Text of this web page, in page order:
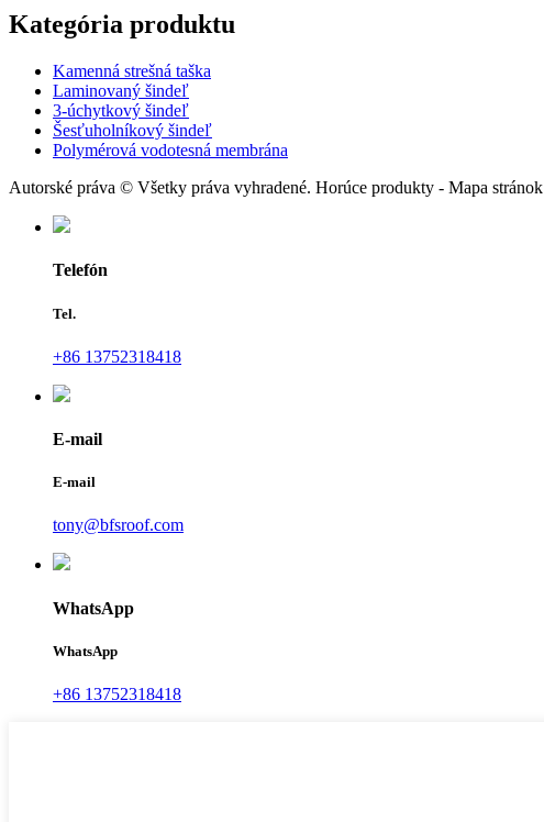
Kategória produktu
Kamenná strešná taška
Laminovaný šindeľ
3-úchytkový šindeľ
Šesťuholníkový šindeľ
Polymérová vodotesná membrána
Autorské práva © Všetky práva vyhradené. Horúce produkty - Mapa stránok
Telefón
Tel.
+86 13752318418
E-mail
E-mail
tony@bfsroof.com
WhatsApp
WhatsApp
+86 13752318418